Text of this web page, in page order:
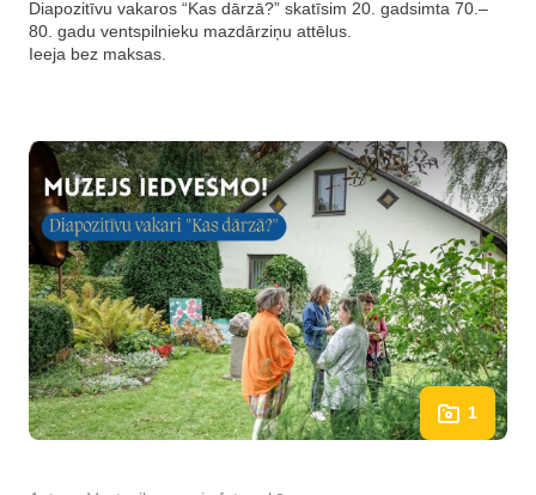
Diapozitīvu vakaros “Kas dārzā?” skatīsim 20. gadsimta 70.–
80. gadu ventspilnieku mazdārziņu attēlus.
Ieeja bez maksas.
1